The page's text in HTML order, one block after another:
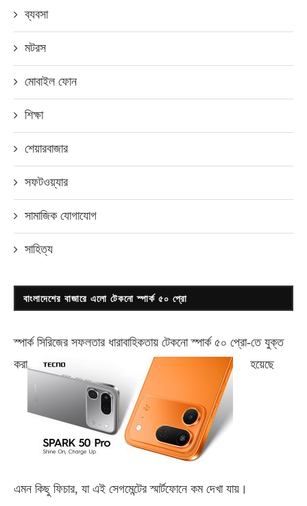
ব্যবসা
মটরস
মোবাইল ফোন
শিক্ষা
শেয়ারবাজার
সফটওয়্যার
সামাজিক যোগাযোগ
সাহিত্য
বাংলাদেশের বাজারে এলো টেকনো স্পার্ক ৫০ প্রো
স্পার্ক সিরিজের সফলতার ধারাবাহিকতায় টেকনোস্পার্ক ৫০ প্রো-তে যুক্ত
করা
হয়েছে
এমন কিছু ফিচার, যা এই সেগমেন্টের স্মার্টফোনে কম দেখা যায়।